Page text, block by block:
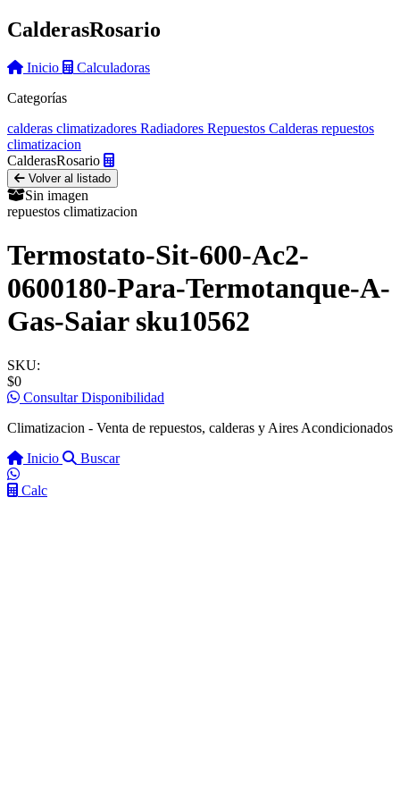
CalderasRosario
Inicio
Calculadoras
Categorías
calderas climatizadores Radiadores Repuestos Calderas repuestos
climatizacion
CalderasRosario
Volver al listado
Sin imagen
repuestos climatizacion
Termostato-Sit-600-Ac2-
0600180-Para-Termotanque-A-
Gas-Saiar sku10562
SKU:
$0
Consultar Disponibilidad
Climatizacion - Venta de repuestos, calderas y Aires Acondicionados
Inicio
Buscar
Calc